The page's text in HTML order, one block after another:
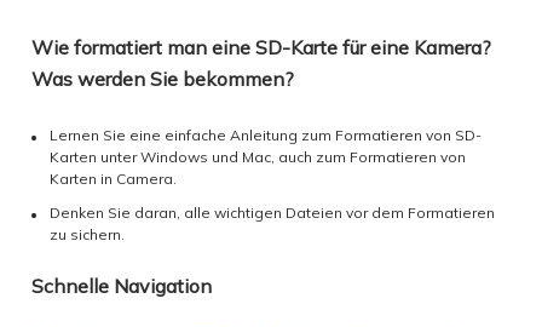
Wie formatiert man eine SD-Karte für eine Kamera?
Was werden Sie bekommen?
Lernen Sie eine einfache Anleitung zum Formatieren von SD-
Karten unter Windows und Mac, auch zum Formatieren von
Karten in Camera.
Denken Sie daran, alle wichtigen Dateien vor dem Formatieren
zu sichern.
Schnelle Navigation